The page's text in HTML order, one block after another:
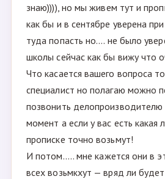
знаю)))), но мы живем тут и
как бы и в сентябре уверена
туда попасть но.... не было
школы сейчас как бы вижу что
Что касается вашего вопроса
специалист но полагаю можно
позвонить делопроизводителю
момент а если у вас есть какая
прописке точно возьмут!
И потом..... мне кажется они в
всех возьмкхут — вряд ли